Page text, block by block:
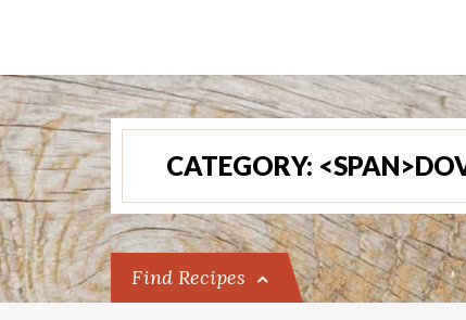
CATEGORY:
Find Recipes